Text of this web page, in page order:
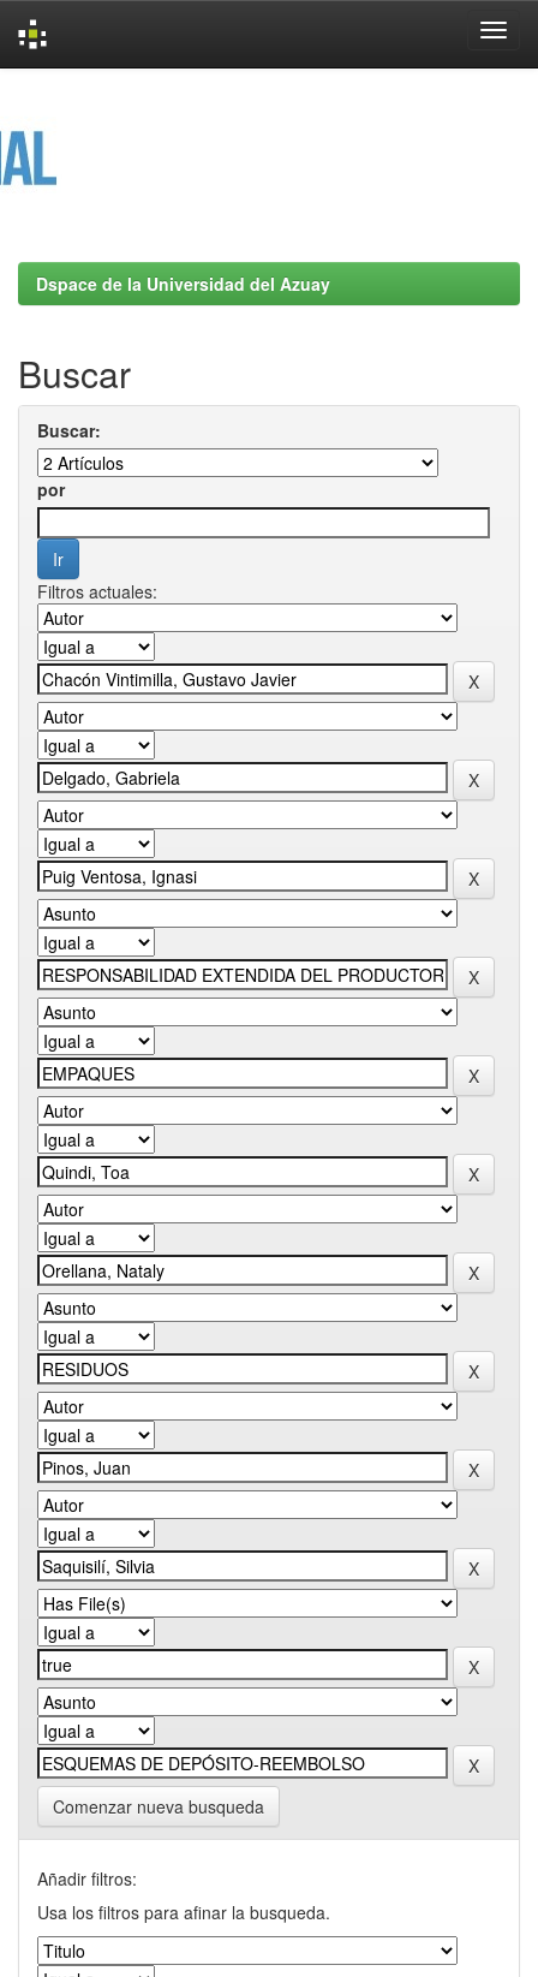
Dspace de la Universidad del Azuay
Buscar
Buscar:
por
Filtros actuales:
Comenzar nueva busqueda
Añadir filtros:
Usa los filtros para afinar la busqueda.